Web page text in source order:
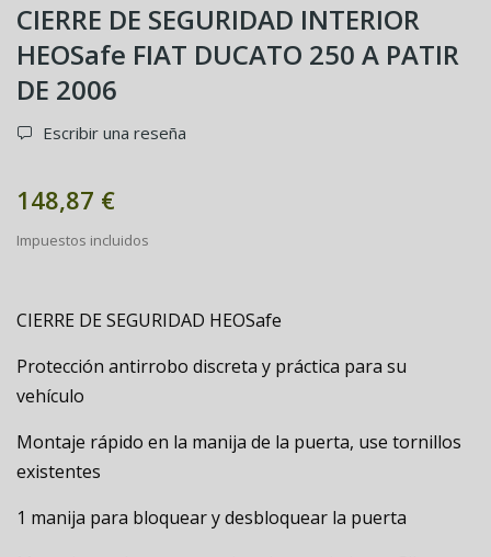
CIERRE DE SEGURIDAD INTERIOR
HEOSafe FIAT DUCATO 250 A PATIR
DE 2006
Escribir una reseña
148,87 €
Impuestos incluidos
CIERRE DE SEGURIDAD HEOSafe
Protección antirrobo discreta y práctica para su
vehículo
Montaje rápido en la manija de la puerta, use tornillos
existentes
1 manija para bloquear y desbloquear la puerta